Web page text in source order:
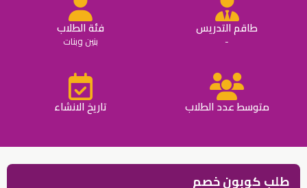
طاقم التدريس
-
فئة الطلاب
بنين وبنات
متوسط عدد الطلاب تاريخ الانشاء
طلب كوبون خصم